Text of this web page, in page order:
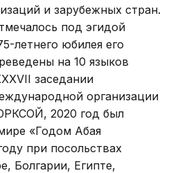
и зарубежных стран.
под эгидой
летнего юбилея его
на 10 языков
заседании
организации
2020 год был
«Годом Абая
при посольствах
Болгарии, Египте,